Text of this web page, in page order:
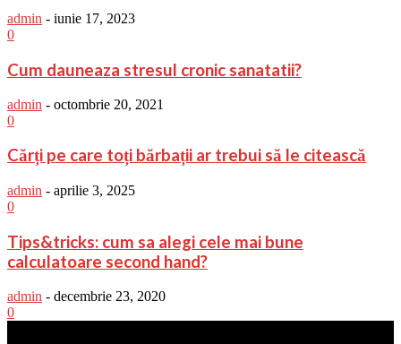
admin - iunie 17, 2023
0
Cum dauneaza stresul cronic sanatatii?
admin - octombrie 20, 2021
0
Cărți pe care toți bărbații ar trebui să le citească
admin - aprilie 3, 2025
0
Tips&tricks: cum sa alegi cele mai bune
calculatoare second hand?
admin - decembrie 23, 2020
0